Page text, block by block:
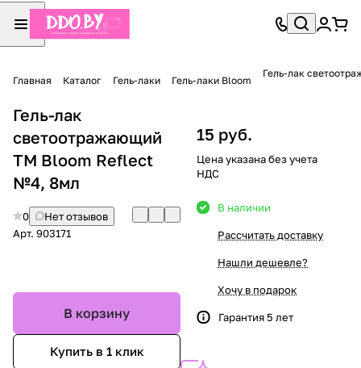
Главная Каталог Гель-лаки Гель-лаки Bloom
Гель-лак
Гель-лак
светоотражающий
TM Bloom Reflect
№4, 8мл
0
Нет отзывов
Арт. 903171
В корзину
Купить в 1 клик
15 руб.
Цена указана без учета
НДС
В наличии
Рассчитать доставку
Нашли дешевле?
Хочу в подарок
Гарантия 5 лет